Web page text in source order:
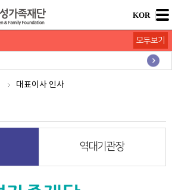
KOR
모두보기
대표이사 인사
역대기관장